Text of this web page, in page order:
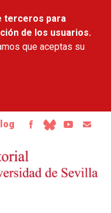
terceros para
de los usuarios.
que aceptas su